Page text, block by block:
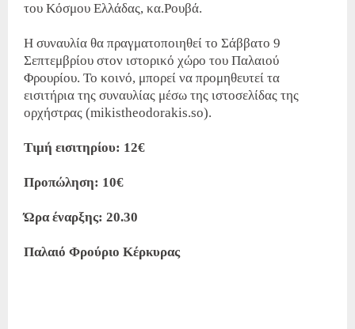
του Κόσμου Ελλάδας, κα.Ρουβά.
Η συναυλία θα πραγματοποιηθεί το Σάββατο 9
Σεπτεμβρίου στον ιστορικό χώρο του Παλαιού
Φρουρίου. Το κοινό, μπορεί να προμηθευτεί τα
εισιτήρια της συναυλίας μέσω της ιστοσελίδας της
ορχήστρας (mikistheodorakis.so).
Τιμή εισιτηρίου: 12€
Προπώληση: 10€
Ώρα έναρξης: 20.30
Παλαιό Φρούριο Κέρκυρας